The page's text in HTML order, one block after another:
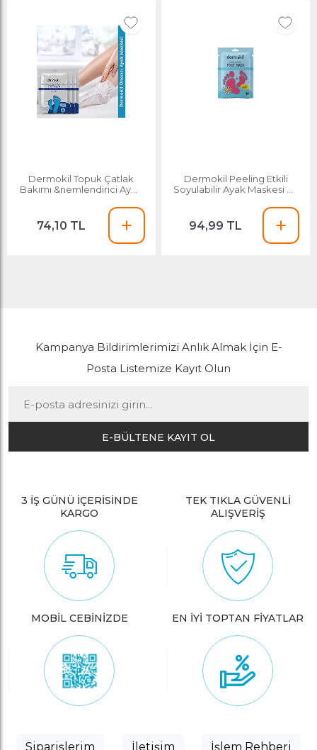
Dermokil Topuk Çatlak
Bakımı &nemlendirici Ayak
74,10 TL
Dermokil Peeling Etkili
Soyulabilir Ayak Maskesi 30
94,99 TL
Kampanya Bildirimlerimizi Anlık Almak İçin E-
Posta Listemize Kayıt Olun
E-BÜLTENE KAYIT OL
3 İŞ GÜNÜ İÇERİSİNDE
KARGO
TEK TIKLA GÜVENLİ
ALIŞVERİŞ
MOBİL CEBİNİZDE EN İYİ TOPTAN FİYATLAR
Siparişlerim İletişim İşlem Rehberi